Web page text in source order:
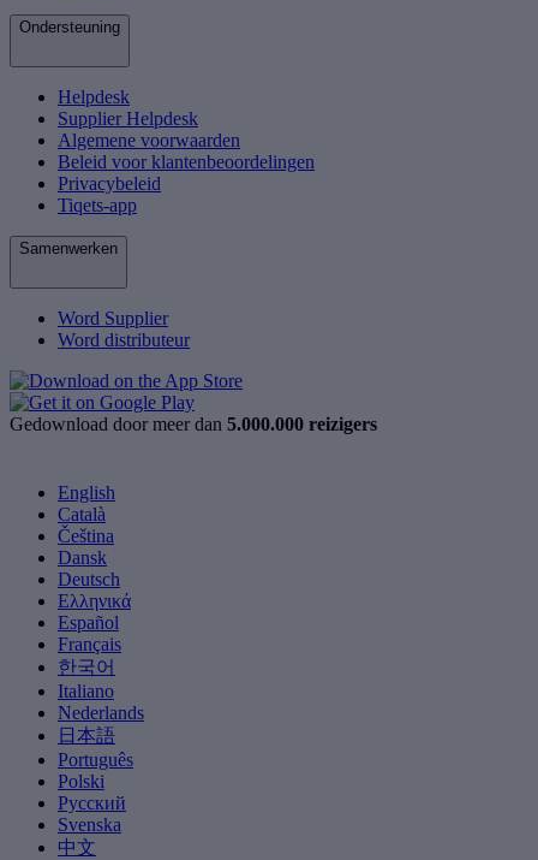
Ondersteuning
Helpdesk
Supplier Helpdesk
Algemene voorwaarden
Beleid voor klantenbeoordelingen
Privacybeleid
Tiqets-app
Samenwerken
Word Supplier
Word distributeur
Gedownload door meer dan 5.000.000 reizigers
English
Català
Čeština
Dansk
Deutsch
Ελληνικά
Español
Français
한국어
Italiano
Nederlands
日本語
Português
Polski
Русский
Svenska
中文